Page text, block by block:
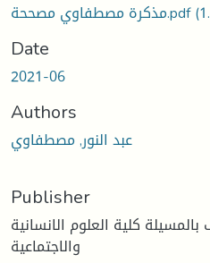
مذكرة مصطفاوي مصححة.pdf
Date
2021-06
Authors
عبد النور, مصطفاوي
Publisher
كلية العلوم الانسانية
والاجتماعية